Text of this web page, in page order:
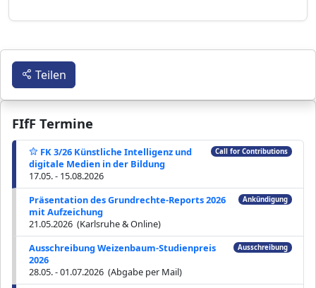
FIfF Termine
FK 3/26 Künstliche Intelligenz und
digitale Medien in der Bildung
17.05. - 15.08.2026
Call for Contributions
Präsentation des Grundrechte-Reports 2026
mit Aufzeichung
21.05.2026 (Karlsruhe & Online)
Ankündigung
Ausschreibung Weizenbaum-Studienpreis
2026
28.05. - 01.07.2026 (Abgabe per Mail)
Ausschreibung
Teilen